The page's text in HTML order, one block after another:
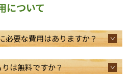
について
必要な費用はありますか？
は無料ですか？